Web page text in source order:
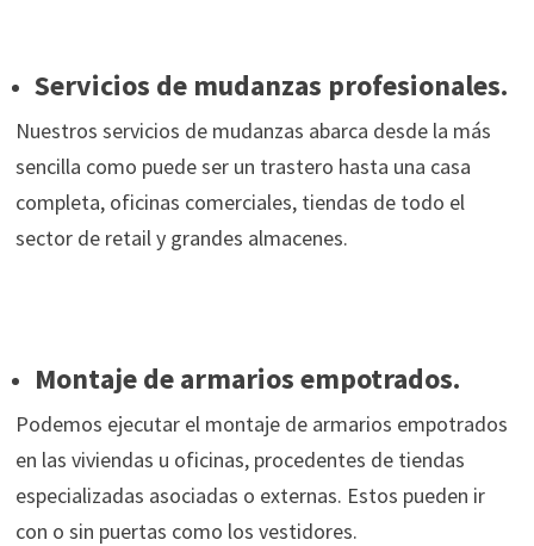
Servicios de mudanzas profesionales.
Nuestros servicios de mudanzas abarca desde la más
sencilla como puede ser un trastero hasta una casa
completa, oficinas comerciales, tiendas de todo el
sector de retail y grandes almacenes.
Montaje de armarios empotrados.
Podemos ejecutar el montaje de armarios empotrados
en las viviendas u oficinas, procedentes de tiendas
especializadas asociadas o externas. Estos pueden ir
con o sin puertas como los vestidores.